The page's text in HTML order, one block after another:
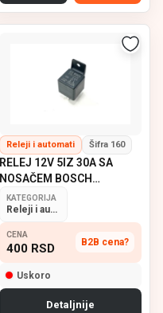
Releji i automati Šifra 160
RELEJ 12V 5IZ 30A SA
NOSAČEM BOSCH
0332209150
KATEGORIJA
Releji i automati
CENA
400 RSD B2B cena?
Uskoro
Detaljnije